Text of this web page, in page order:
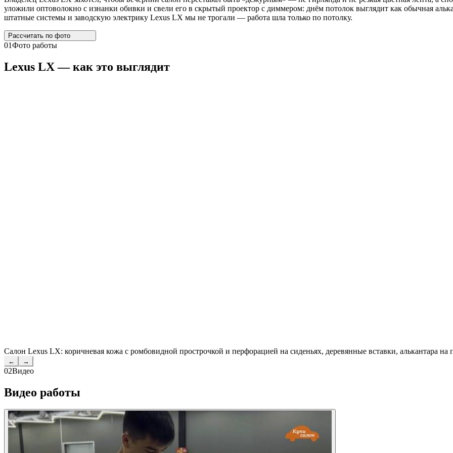
уложили оптоволокно с изнанки обивки и свели его в скрытый проектор с диммером: днём потолок выглядит как обычная
штатные системы и заводскую электрику Lexus LX мы не трогали — работа шла только по потолку.
Рассчитать по фото
01Фото работы
Lexus LX— как это выглядит
Салон Lexus LX: коричневая кожа с ромбовидной прострочкой и перфорацией на сиденьях, деревянные вставки, алькантара на
← →
02Видео
Видео работы